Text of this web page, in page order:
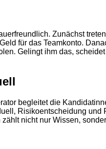
Zunächst
für das Teamkonto.
Gelingt ihm das,
begleitet die
Risikoentscheidung
nicht nur Wissen,